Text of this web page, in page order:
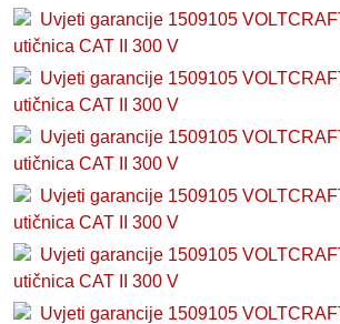
Uvjeti garancije 1509105
utičnica CAT II 300 V
Uvjeti garancije 1509105
utičnica CAT II 300 V
Uvjeti garancije 1509105
utičnica CAT II 300 V
Uvjeti garancije 1509105
utičnica CAT II 300 V
Uvjeti garancije 1509105
utičnica CAT II 300 V
Uvjeti garancije 1509105